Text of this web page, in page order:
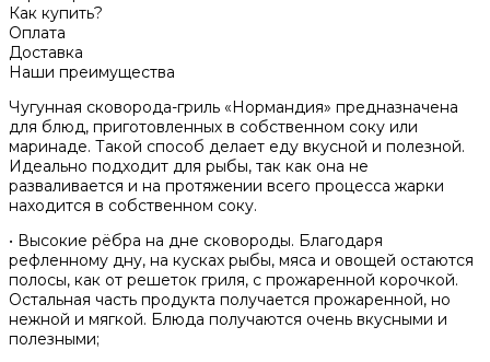
Как купить?
Оплата
Доставка
Наши преимущества
Чугунная сковорода-гриль «Нормандия» предназначена
для блюд, приготовленных в собственном соку или
маринаде. Такой способ делает еду вкусной и полезной.
Идеально подходит для рыбы, так как она не
разваливается и на протяжении всего процесса жарки
находится в собственном соку.
• Высокие рёбра на дне сковороды. Благодаря
рефленному дну, на кусках рыбы, мяса и овощей остаются
полосы, как от решеток гриля, с прожаренной корочкой.
Остальная часть продукта получается прожаренной, но
нежной и мягкой. Блюда получаются очень вкусными и
полезными;